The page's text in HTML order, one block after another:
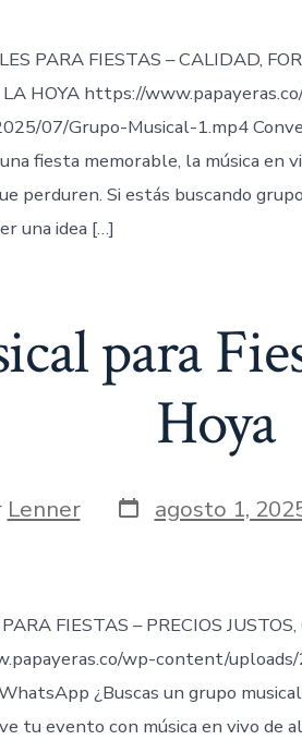
PARA FIESTAS – CALIDAD,
HOYA https://
07/Grupo-Musical-1.mp4
fiesta memorable, la música en
perduren. Si estás buscando
una idea […]
para
Hoya
Lenner Fecha
de
agosto 1,
FIESTAS – PRECIOS
wp-content/
¿Buscas un grupo
tu evento con música en vivo de